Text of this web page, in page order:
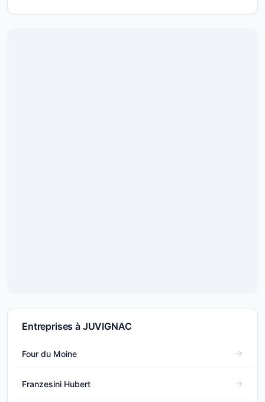
Entreprises à JUVIGNAC
Four du Moine
Franzesini Hubert